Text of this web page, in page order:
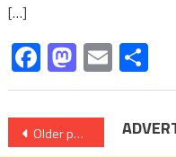
[…]
Facebook
Email
Posts
Older posts